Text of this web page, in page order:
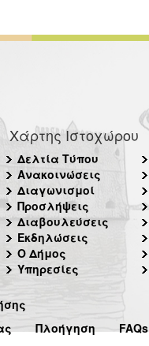
Χάρτης Ιστοχώρου
Δελτία Τύπου
Ανακοινώσεις
Διαγωνισμοί
Προσλήψεις
Διαβουλεύσεις
Εκδηλώσεις
Ο Δήμος
Υπηρεσίες
Πλοήγηση FAQs